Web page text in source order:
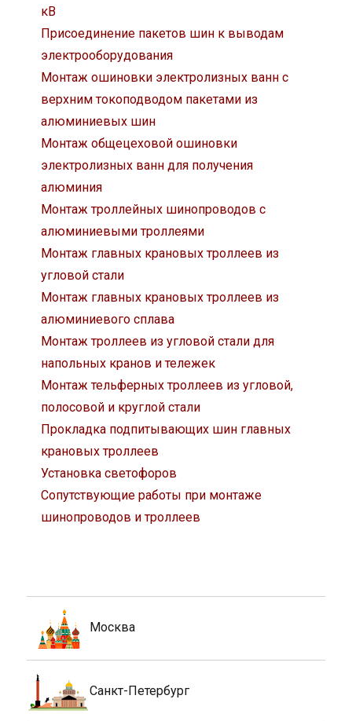
кВ
Присоединение пакетов шин к выводам
электрооборудования
Монтаж ошиновки электролизных ванн с
верхним токоподводом пакетами из
алюминиевых шин
Монтаж общецеховой ошиновки
электролизных ванн для получения
алюминия
Монтаж троллейных шинопроводов с
алюминиевыми троллеями
Монтаж главных крановых троллеев из
угловой стали
Монтаж главных крановых троллеев из
алюминиевого сплава
Монтаж троллеев из угловой стали для
напольных кранов и тележек
Монтаж тельферных троллеев из угловой,
полосовой и круглой стали
Прокладка подпитывающих шин главных
крановых троллеев
Установка светофоров
Сопутствующие работы при монтаже
шинопроводов и троллеев
Москва
Санкт-Петербург